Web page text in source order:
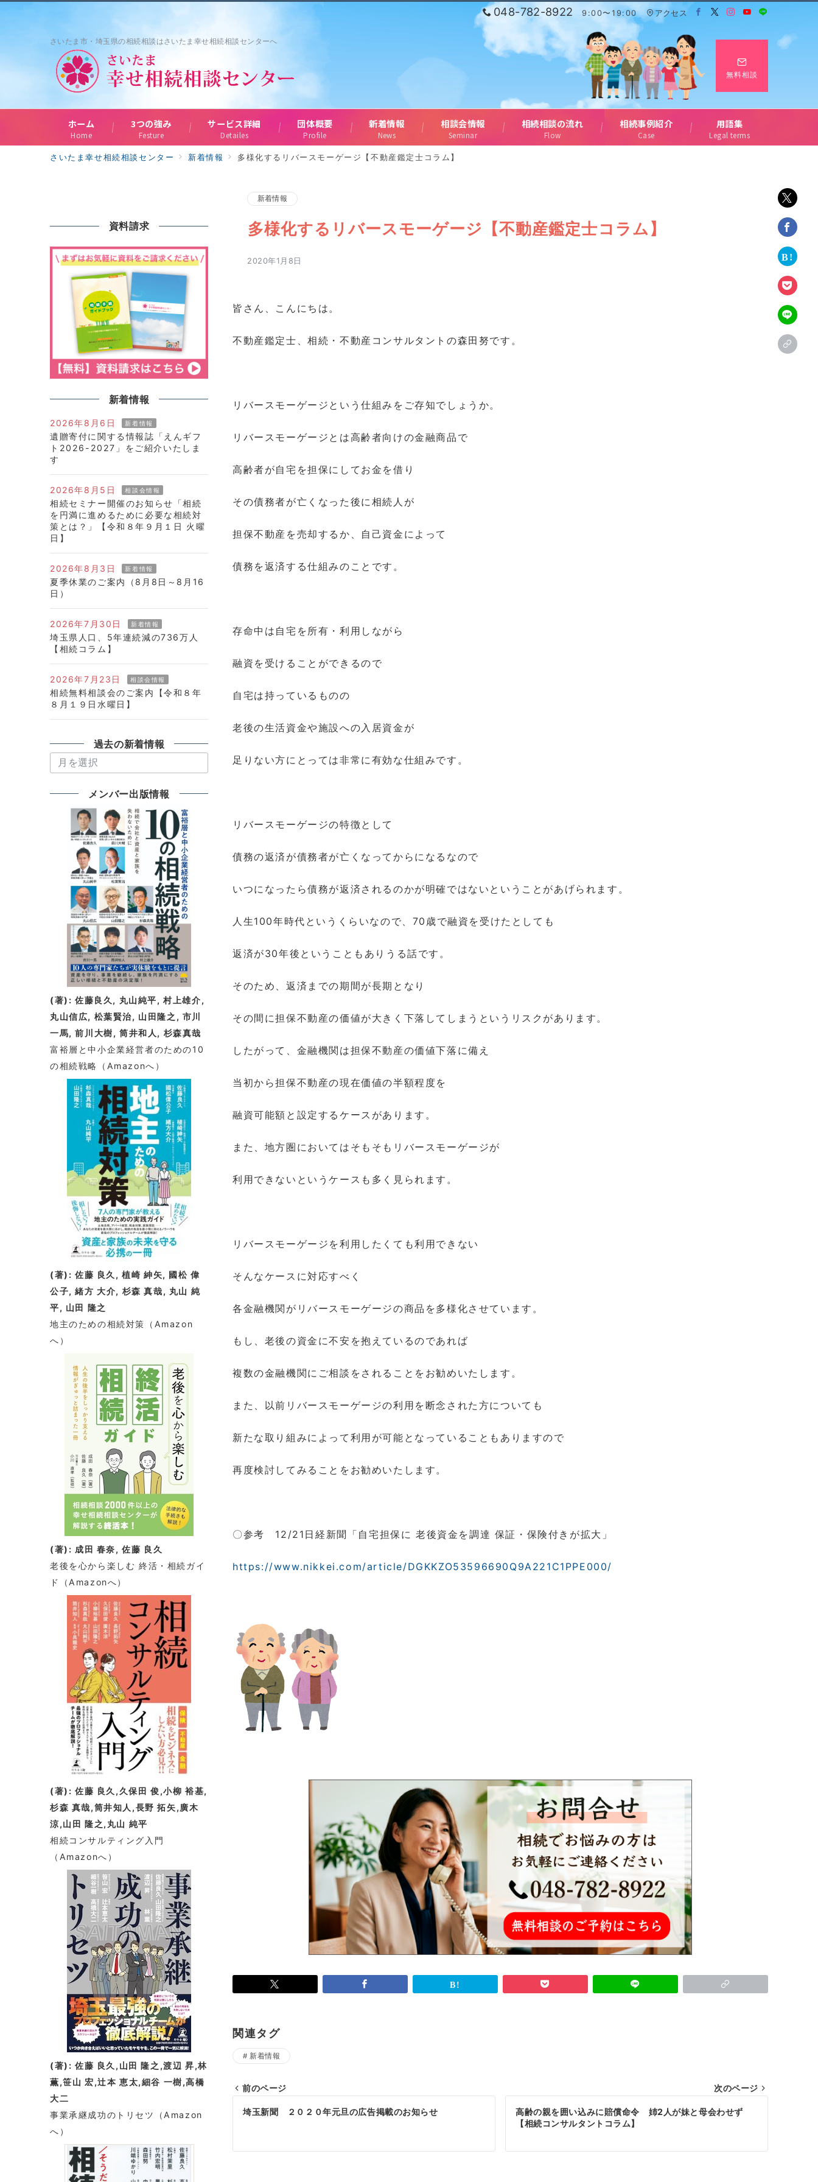
048-782-8922 9:00〜19:00 アクセス
さいたま市・埼玉県の相続相談はさいたま幸せ相続相談センターへ
無料相談
ホーム
Home
3つの強み
Festure
サービス詳細
Detailes
団体概要
Profile
新着情報
News
相談会情報
Seminar
相続相談の流れ
Flow
相続事例紹介
Case
用語集
Legal terms
さいたま幸せ相続相談センター 新着情報 多様化するリバースモーゲージ【不動産鑑定士コラム】
新着情報
多様化するリバースモーゲージ【不動産鑑定士コラム】
2020年1月8日
皆さん、こんにちは。
不動産鑑定士、相続・不動産コンサルタントの森田努です。
リバースモーゲージという仕組みをご存知でしょうか。
リバースモーゲージとは高齢者向けの金融商品で
高齢者が自宅を担保にしてお金を借り
その債務者が亡くなった後に相続人が
担保不動産を売却するか、自己資金によって
債務を返済する仕組みのことです。
存命中は自宅を所有・利用しながら
融資を受けることができるので
自宅は持っているものの
老後の生活資金や施設への入居資金が
足りない方にとっては非常に有効な仕組みです。
リバースモーゲージの特徴として
債務の返済が債務者が亡くなってからになるなので
いつになったら債務が返済されるのかが明確ではないということがあげられます。
人生100年時代というくらいなので、70歳で融資を受けたとしても
返済が30年後ということもありうる話です。
そのため、返済までの期間が長期となり
その間に担保不動産の価値が大きく下落してしまうというリスクがあります。
したがって、金融機関は担保不動産の価値下落に備え
当初から担保不動産の現在価値の半額程度を
融資可能額と設定するケースがあります。
また、地方圏においてはそもそもリバースモーゲージが
利用できないというケースも多く見られます。
リバースモーゲージを利用したくても利用できない
そんなケースに対応すべく
各金融機関がリバースモーゲージの商品を多様化させています。
もし、老後の資金に不安を抱えているのであれば
複数の金融機関にご相談をされることをお勧めいたします。
また、以前リバースモーゲージの利用を断念された方についても
新たな取り組みによって利用が可能となっていることもありますので
再度検討してみることをお勧めいたします。
〇参考 12/21日経新聞「自宅担保に 老後資金を調達 保証・保険付きが拡大」
https://www.nikkei.com/article/DGKKZO53596690Q9A221C1PPE000/
関連タグ
新着情報
投
ナ
前のページ
埼玉新聞 ２０２０年元旦の広告掲載のお知らせ
次のページ
高齢の親を囲い込みに賠償命令 姉2人が妹と母会わせず
【相続コンサルタントコラム】
資料請求
新着情報
2026年8月6日 新着情報
遺贈寄付に関する情報誌「えんギフ
ト2026-2027」をご紹介いたしま
す
2026年8月5日 相談会情報
相続セミナー開催のお知らせ「相続
を円満に進めるために必要な相続対
策とは？」【令和８年９月１日 火曜
日】
2026年8月3日 新着情報
夏季休業のご案内（8月8日～8月16
日）
2026年7月30日 新着情報
埼玉県人口、5年連続減の736万人
【相続コラム】
2026年7月23日 相談会情報
相続無料相談会のご案内【令和８年
８月１９日水曜日】
過去の新着情報
去
の
メンバー出版情報
(著): 佐藤良久, 丸山純平, 村上雄介,
丸山信広, 松葉賢治, 山田隆之, 市川
一馬, 前川大樹, 筒井和人, 杉森真哉
富裕層と中小企業経営者のための10
の相続戦略
（Amazonへ）
(著): 佐藤 良久, 植崎 紳矢, 國松 偉
公子, 緒方 大介, 杉森 真哉, 丸山 純
平, 山田 隆之
地主のための相続対策
（Amazon
へ）
(著): 成田 春奈, 佐藤 良久
老後を心から楽しむ 終活・相続ガイ
ド
（Amazonへ）
(著): 佐藤 良久,久保田 俊,小柳 裕基,
杉森 真哉,筒井知人,長野 拓矢,廣木
涼,山田 隆之,丸山 純平
相続コンサルティング入門
（Amazonへ）
(著): 佐藤 良久,山田 隆之,渡辺 昇,林
薫,笹山 宏,辻本 恵太,細谷 一樹,高橋
大二
事業承継成功のトリセツ
（Amazon
へ）